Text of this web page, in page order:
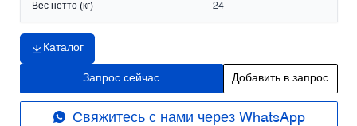
Вес нетто (кг) 24
Каталог
Запрос сейчас Добавить в запрос
Свяжитесь с нами через WhatsApp